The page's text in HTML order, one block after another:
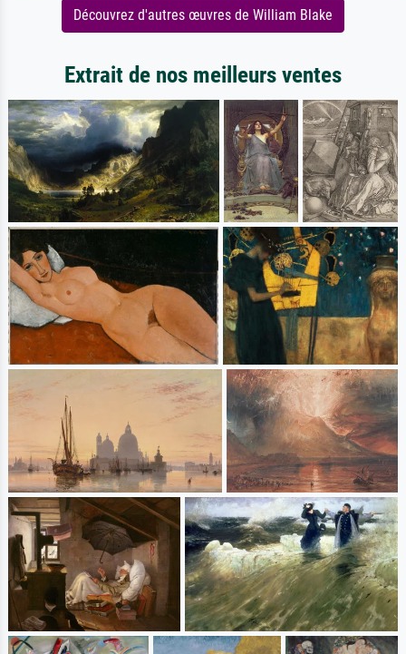
Découvrez d'autres œuvres de William Blake
Extrait de nos meilleurs ventes